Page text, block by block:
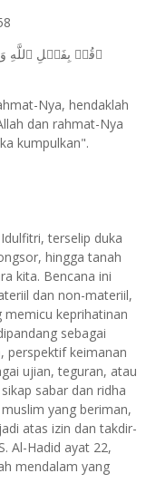
ﵟقُلۡ بِفَضۡلِ ٱللَّهِ
Nya, hendaklah
dan rahmat-Nya
kumpulkan".
terselip duka
hingga tanah
kita. Bencana ini
dan non-materiil,
keprihatinan
sebagai
perspektif keimanan
ujian, teguran, atau
sabar dan ridha
yang beriman,
atas izin dan takdir-
Al-Hadid ayat 22,
mendalam yang